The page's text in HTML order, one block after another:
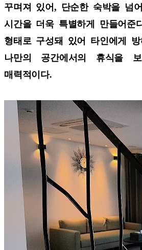
꾸며져 있어, 단순한 숙박을 넘
시간을 더욱 특별하게 만들어준
형태로 구성돼 있어 타인에게 방
나만의 공간에서의 휴식을
매력적이다.